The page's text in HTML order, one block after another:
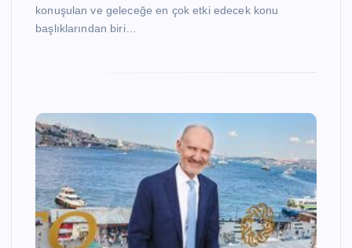
konuşulan ve geleceğe en çok etki edecek konu
başlıklarından biri…